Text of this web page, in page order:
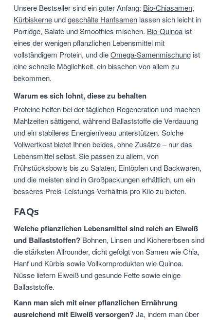
Unsere Bestseller sind ein guter Anfang: Bio-Chiasamen,
Kürbiskerne undgeschälte Hanfsamen lassen sich leicht in
Porridge, Salate und Smoothies mischen. Bio-Quinoa ist
eines der wenigen pflanzlichen Lebensmittel mit
vollständigem Protein, und dieOmega-Samenmischung ist
eine schnelle Möglichkeit, ein bisschen von allem zu
bekommen.
Warum es sich lohnt, diese zu behalten
Proteine helfen bei der täglichen Regeneration und machen
Mahlzeiten sättigend, während Ballaststoffe die Verdauung
und ein stabileres Energieniveau unterstützen. Solche
Vollwertkost bietet Ihnen beides, ohne Zusätze – nur das
Lebensmittel selbst. Sie passen zu allem, von
Frühstücksbowls bis zu Salaten, Eintöpfen und Backwaren,
und die meisten sind in Großpackungen erhältlich, um ein
besseres Preis-Leistungs-Verhältnis pro Kilo zu bieten.
FAQs
Welche pflanzlichen Lebensmittel sind reich an Eiweiß
und Ballaststoffen? Bohnen, Linsen und Kichererbsen sind
die stärksten Allrounder, dicht gefolgt von Samen wie Chia,
Hanf und Kürbis sowie Vollkornprodukten wie Quinoa.
Nüsse liefern Eiweiß und gesunde Fette sowie einige
Ballaststoffe.
Kann man sich mit einer pflanzlichen Ernährung
ausreichend mit Eiweiß versorgen?Ja, indem man über